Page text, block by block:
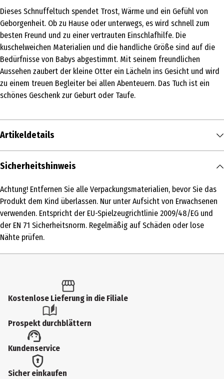
Dieses Schnuffeltuch spendet Trost, Wärme und ein Gefühl von
Geborgenheit. Ob zu Hause oder unterwegs, es wird schnell zum
besten Freund und zu einer vertrauten Einschlafhilfe. Die
kuschelweichen Materialien und die handliche Größe sind auf die
Bedürfnisse von Babys abgestimmt. Mit seinem freundlichen
Aussehen zaubert der kleine Otter ein Lächeln ins Gesicht und wird
zu einem treuen Begleiter bei allen Abenteuern. Das Tuch ist ein
schönes Geschenk zur Geburt oder Taufe.
Artikeldetails
Inhalt
Produkttyp
Sonstiges Spielzeug
Altersempfehlung ab
Hersteller
Fehn GmbH & Co. KG
Herstelleradresse
Badergasse 58 96472 Rödental
Kontaktmöglichkeit
Sicherheitshinweis
Achtung! Entfernen Sie alle Verpackungsmaterialien, bevor Sie das
Produkt dem Kind überlassen. Nur unter Aufsicht von Erwachsenen
verwenden. Entspricht der EU-Spielzeugrichtlinie 2009/48/EG und
der EN 71 Sicherheitsnorm. Regelmäßig auf Schäden oder lose
Nähte prüfen.
Kostenlose Lieferung in die Filiale
Prospekt durchblättern
Kundenservice
Sicher einkaufen